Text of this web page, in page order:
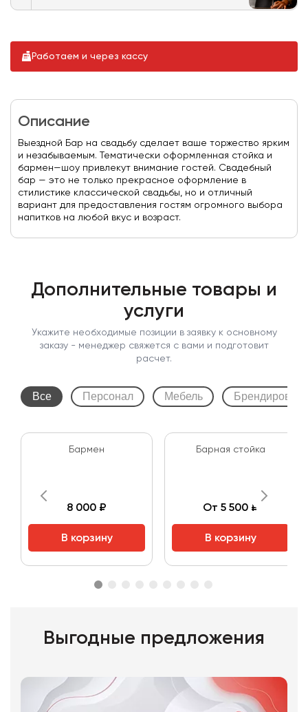
Работаем и через кассу
Описание
Выездной Бар на свадьбу сделает ваше торжество ярким
и незабываемым. Тематически оформленная стойка и
бармен—шоу привлекут внимание гостей. Свадебный
бар — это не только прекрасное оформление в
стилистике классической свадьбы, но и отличный
вариант для предоставления гостям огромного выбора
напитков на любой вкус и возраст.
Дополнительные товары и
услуги
Укажите необходимые позиции в заявку к основному
заказу - менеджер свяжется с вами и подготовит
расчет.
Все Персонал Мебель
Бармен
8 000 ₽
В корзину
Барная стойка
От 5 500 ₽
В корзину
Выгодные предложения